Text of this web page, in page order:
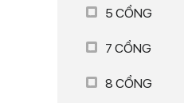
5 CỔNG
7 CỔNG
8 CỔNG